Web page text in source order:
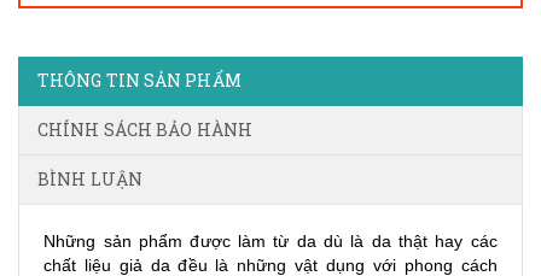
THÔNG TIN SẢN PHẨM
CHÍNH SÁCH BẢO HÀNH
BÌNH LUẬN
Những sản phẩm được làm từ da dù là da thật hay các
chất liệu giả da đều là những vật dụng với phong cách